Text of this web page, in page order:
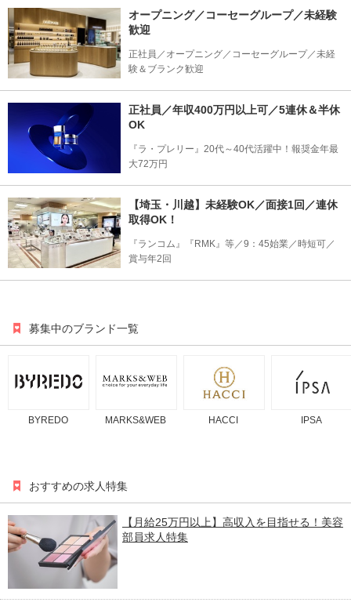
オープニング／コーセーグループ／未経験
歓迎
正社員／オープニング／コーセーグループ／未経
験＆ブランク歓迎
正社員／年収400万円以上可／5連休＆半休
OK
『ラ・プレリー』20代～40代活躍中！報奨金年最
大72万円
【埼玉・川越】未経験OK／面接1回／連休
取得OK！
『ランコム』『RMK』等／9：45始業／時短可／
賞与年2回
募集中のブランド一覧
BYREDO MARKS&WEB HACCI IPSA
おすすめの求人特集
【月給25万円以上】高収入を目指せる！美容
部員求人特集